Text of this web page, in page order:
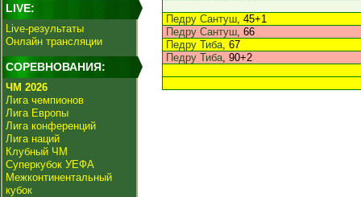
LIVE:
Live-результаты
Онлайн трансляции
СОРЕВНОВАНИЯ:
ЧМ 2026
Лига чемпионов
Лига Европы
Лига конференций
Лига наций
Клубный ЧМ
Суперкубок УЕФА
Межконтинентальный
кубок
Педру Сантуш, 45+1
Педру Сантуш, 66
Педру Тиба, 67
Педру Тиба, 90+2